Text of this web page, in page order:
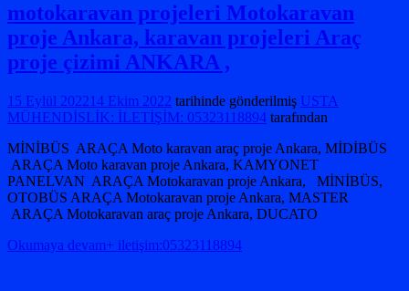
motokaravan projeleri Motokaravan
proje Ankara, karavan projeleri Araç
proje çizimi ANKARA ,
15 Eylül 202214 Ekim 2022 tarihinde gönderilmiş USTA
MÜHENDİSLİK: İLETİŞİM: 05323118894 tarafından
MİNİBÜS ARAÇA Moto karavan araç proje Ankara, MİDİBÜS
ARAÇA Moto karavan proje Ankara, KAMYONET
PANELVAN ARAÇA Motokaravan proje Ankara, MİNİBÜS,
OTOBÜS ARAÇA Motokaravan proje Ankara, MASTER
ARAÇA Motokaravan araç proje Ankara, DUCATO
Okumaya devam+ iletişim:05323118894